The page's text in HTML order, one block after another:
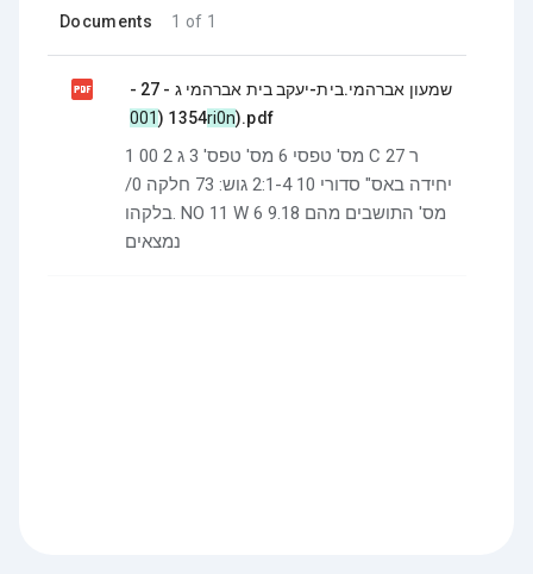
Documents 1 of 1

שמעון אברהמי.בית-יעקב בית אברהמי ג - 27 -
1354 (001ri0n).pdf
1 מס' טפסי 6 מס' טפס' 3 ג 2 00 C 27 ר
יחידה באס" סדורי 10 2:1-4 גוש: 73 חלקה 0/
בלקהו. NO 11 W 6 9.18 מס' התושבים מהם
נמצאים